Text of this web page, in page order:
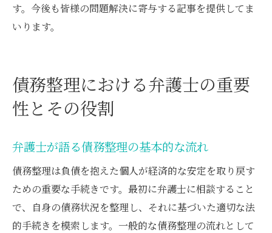
す。今後も皆様の問題解決に寄与する記事を提供してま
いります。
債務整理における弁護士の重要
性とその役割
弁護士が語る債務整理の基本的な流れ
債務整理は負債を抱えた個人が経済的な安定を取り戻す
ための重要な手続きです。最初に弁護士に相談すること
で、自身の債務状況を整理し、それに基づいた適切な法
的手続きを模索します。一般的な債務整理の流れとして